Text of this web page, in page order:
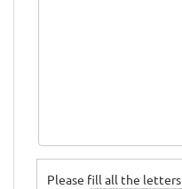
Please fill all the